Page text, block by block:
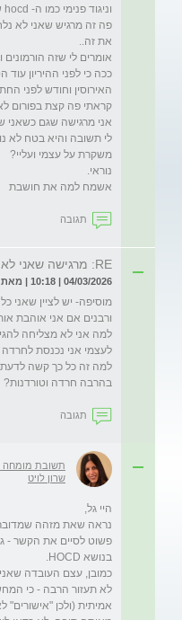
פה זה מרגיש שאני לא
אומרים לי שזה
ככה כי לפני ההיריון
אני מרגישה שגם כשאני
לי תשובה והיא בטח לא
אשמח למה את חושבת
תגובה
RE: מרגישה שאני לא אוהבת את בעלי
04/03/2026 | 10:18 | מאת: גל
מוסיפה- יש לציין שאני
למה אני לא מצליחה
למה זה כל כך קשה לדעת
בהרבה חרדה וטורדנות?
תגובה
תשובת
שרון לויט
נראה שאת מזהה
פשוט לסיים את הקשר -
כמובן, עצם העובדה
לא תעזור הרבה - כי